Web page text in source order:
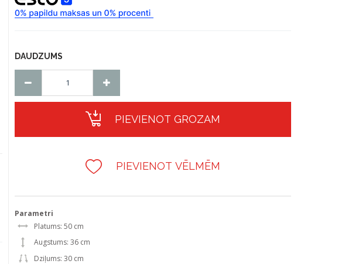
DAUDZUMS
PIEVIENOT GROZAM
PIEVIENOT VĒLMĒM
Parametri
Platums: 50 cm
Augstums: 36 cm
Dziļums: 30 cm